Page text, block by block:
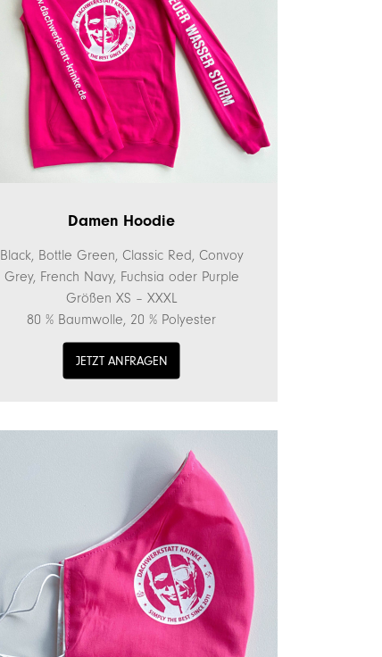
Damen Hoodie
Black, Bottle Green, Classic Red, Convoy
Grey, French Navy, Fuchsia oder Purple
Größen XS – XXXL
80 % Baumwolle, 20 % Polyester
JETZT ANFRAGEN